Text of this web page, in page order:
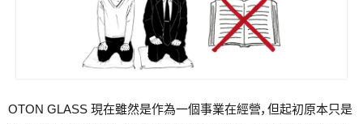
OTON GLASS 現在雖然是作為一個事業在經營，但起初原本只是